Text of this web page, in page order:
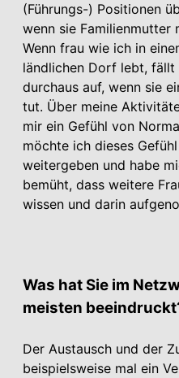
(Führungs-) Positionen
wenn sie Familienmutter
Wenn frau wie ich in
ländlichen Dorf lebt,
durchaus auf, wenn sie
tut. Über meine
mir ein Gefühl von
möchte ich dieses
weitergeben und habe
bemüht, dass weitere
wissen und darin
Was hat Sie im
meisten
Der Austausch und der
beispielsweise mal ein